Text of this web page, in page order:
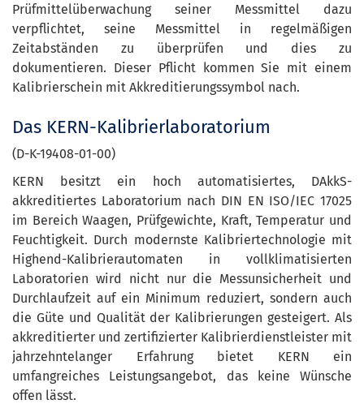
Prüfmittelüberwachung seiner Messmittel dazu
verpflichtet, seine Messmittel in regelmäßigen
Zeitabständen zu überprüfen und dies zu
dokumentieren. Dieser Pflicht kommen Sie mit einem
Kalibrierschein mit Akkreditierungssymbol nach.
Das KERN-Kalibrierlaboratorium
(D-K-19408-01-00)
KERN besitzt ein hoch automatisiertes, DAkkS-
akkreditiertes Laboratorium nach DIN EN ISO/IEC 17025
im Bereich Waagen, Prüfgewichte, Kraft, Temperatur und
Feuchtigkeit. Durch modernste Kalibriertechnologie mit
Highend-Kalibrierautomaten in vollklimatisierten
Laboratorien wird nicht nur die Messunsicherheit und
Durchlaufzeit auf ein Minimum reduziert, sondern auch
die Güte und Qualität der Kalibrierungen gesteigert. Als
akkreditierter und zertifizierter Kalibrierdienstleister mit
jahrzehntelanger Erfahrung bietet KERN ein
umfangreiches Leistungsangebot, das keine Wünsche
offen lässt.